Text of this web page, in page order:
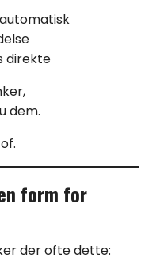
direkte
dem.
form for
der ofte dette: